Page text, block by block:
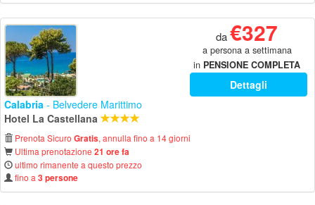
da€327
a persona a settimana
in PENSIONE COMPLETA
Dettagli
Calabria - Belvedere Marittimo
Hotel La Castellana
Prenota Sicuro Gratis, annulla fino a 14 giorni
Ultima prenotazione 21 ore fa
ultimo rimanente a questo prezzo
fino a 3 persone